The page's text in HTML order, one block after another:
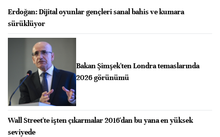
Erdoğan: Dijital oyunlar gençleri sanal bahis ve kumara
sürüklüyor
Bakan Şimşek'ten Londra temaslarında
2026 görünümü
Wall Street'te işten çıkarmalar 2016'dan bu yana en yüksek
seviyede